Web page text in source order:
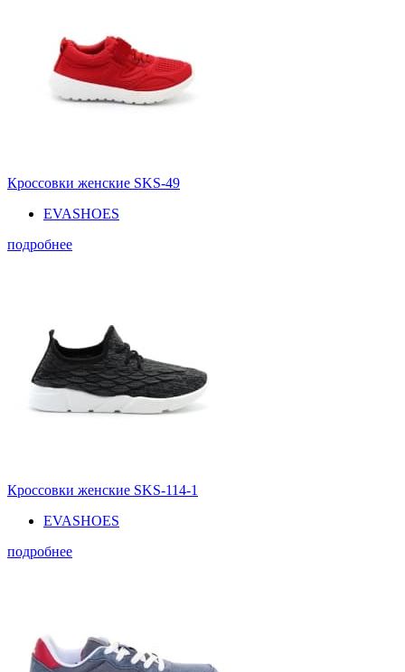
Кроссовки женские SKS-49
EVASHOES
подробнее
Кроссовки женские SKS-114-1
EVASHOES
подробнее